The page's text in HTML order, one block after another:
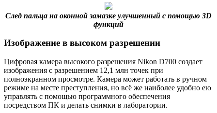
След пальца на оконной замазке улучшенный с помощью 3D
функций
Изображение в высоком разрешении
Цифровая камера высокого разрешения Nikon D700 создает
изображения с разрешением 12,1 млн точек при
полноэкранном просмотре. Камера может работать в ручном
режиме на месте преступления, но всё же наиболее удобно ею
управлять с помощью программного обеспечения
посредством ПК и делать снимки в лаборатории.